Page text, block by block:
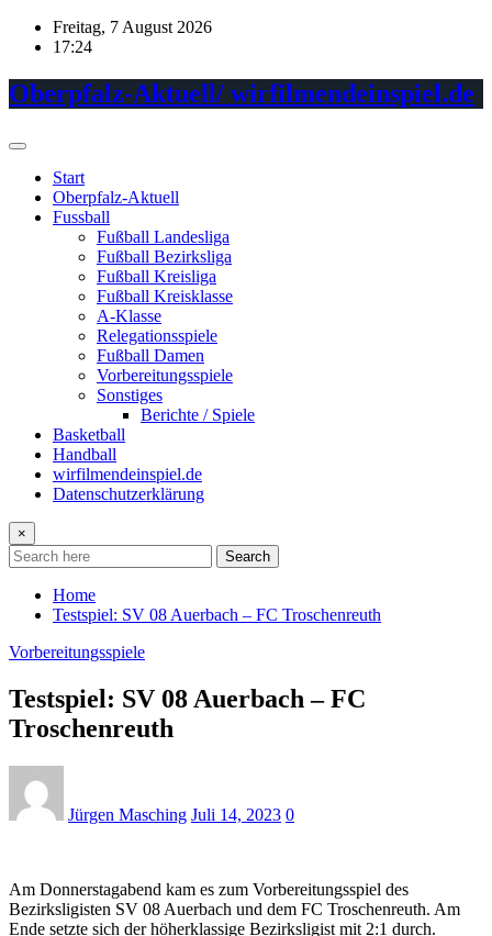
Skip
Freitag, 7 August 2026
17:24
Oberpfalz-Aktuell/ wirfilmendeinspiel.de
Start
Oberpfalz-Aktuell
Fussball
Fußball Landesliga
Fußball Bezirksliga
Fußball Kreisliga
Fußball Kreisklasse
A-Klasse
Relegationsspiele
Fußball Damen
Vorbereitungsspiele
Sonstiges
Berichte / Spiele
Basketball
Handball
wirfilmendeinspiel.de
Datenschutzerklärung
×
Search
Home
Testspiel: SV 08 Auerbach – FC Troschenreuth
Vorbereitungsspiele
Testspiel: SV 08 Auerbach – FC
Troschenreuth
Jürgen Masching Juli 14, 2023 0
Am Donnerstagabend kam es zum Vorbereitungsspiel des
Bezirksligisten SV 08 Auerbach und dem FC Troschenreuth. Am
Ende setzte sich der höherklassige Bezirksligist mit 2:1 durch.